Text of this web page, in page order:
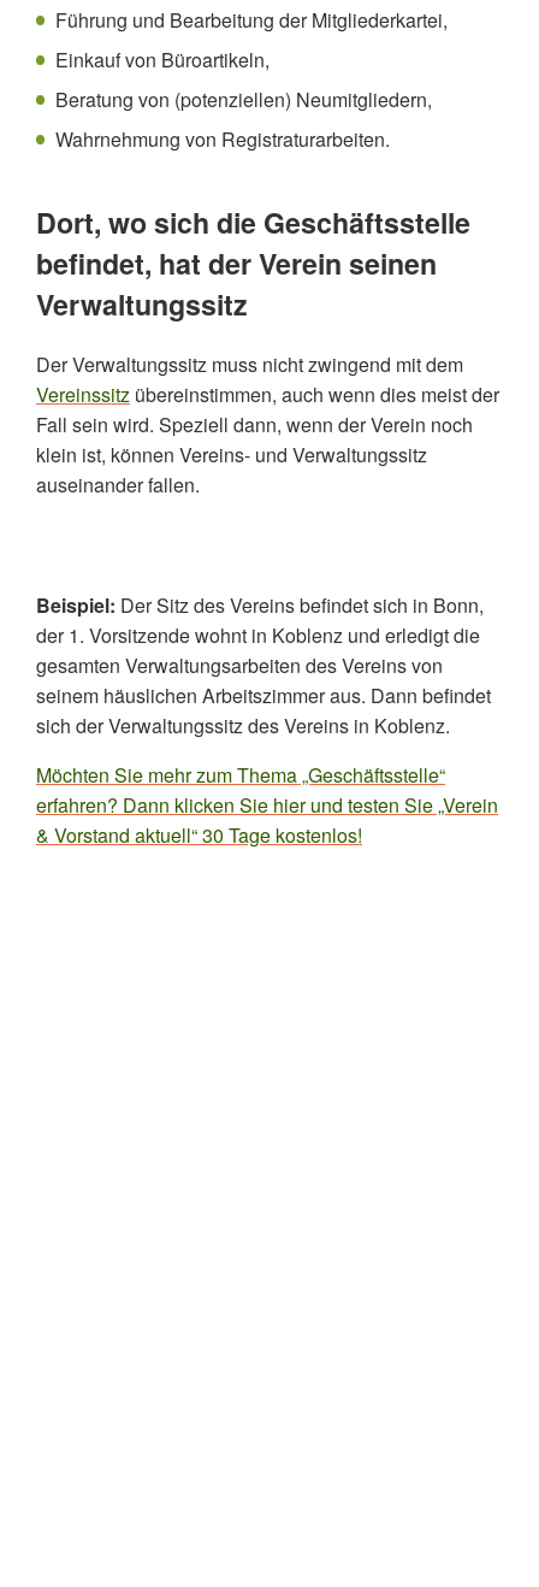
Führung und Bearbeitung der Mitgliederkartei,
Einkauf von Büroartikeln,
Beratung von (potenziellen) Neumitgliedern,
Wahrnehmung von Registraturarbeiten.
Dort, wo sich die Geschäftsstelle
befindet, hat der Verein seinen
Verwaltungssitz
Der Verwaltungssitz muss nicht zwingend mit dem
Vereinssitz übereinstimmen, auch wenn dies meist der
Fall sein wird. Speziell dann, wenn der Verein noch
klein ist, können Vereins- und Verwaltungssitz
auseinander fallen.
Beispiel: Der Sitz des Vereins befindet sich in Bonn,
der 1. Vorsitzende wohnt in Koblenz und erledigt die
gesamten Verwaltungsarbeiten des Vereins von
seinem häuslichen Arbeitszimmer aus. Dann befindet
sich der Verwaltungssitz des Vereins in Koblenz.
Möchten Sie mehr zum Thema „Geschäftsstelle“
erfahren? Dann klicken Sie hier und testen Sie „Verein
& Vorstand aktuell“ 30 Tage kostenlos!